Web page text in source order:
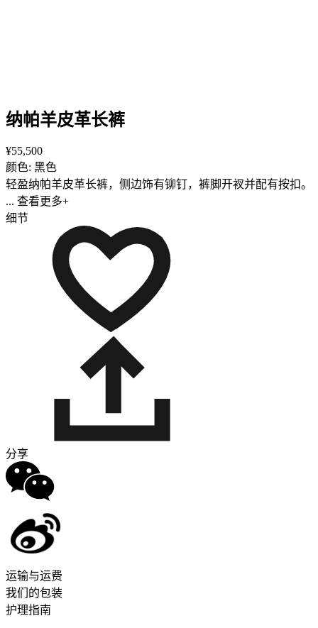
纳帕羊皮革长裤
¥55,500
颜色: 黑色
轻盈纳帕羊皮革长裤，侧边饰有铆钉，裤脚开衩并配有按扣。
... 查看更多+
细节
分享
运输与运费
我们的包装
护理指南